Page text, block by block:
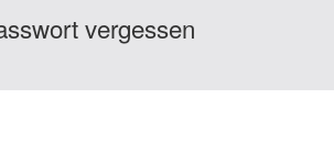
vergessen